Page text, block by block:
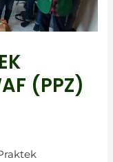
(PPZ)